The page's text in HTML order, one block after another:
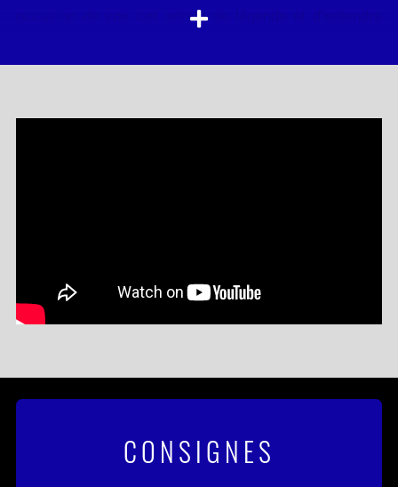
occasion de voir cet artiste de légende et d’entendre
CONSIGNES